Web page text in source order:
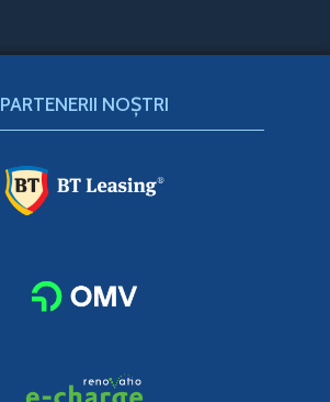
PARTENERII NOȘTRI